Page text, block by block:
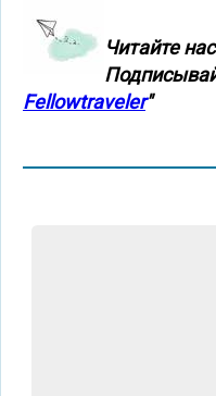
Читайте
Fellowtraveler"